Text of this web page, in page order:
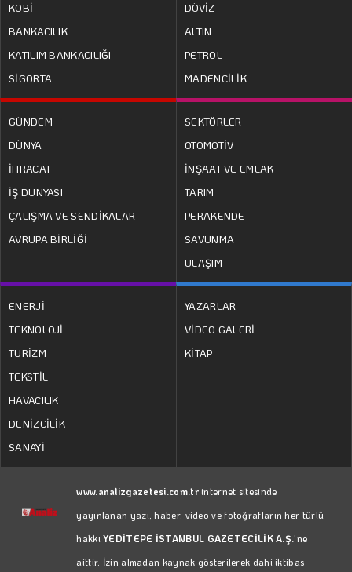
KOBİ
BANKACILIK
KATILIM BANKACILIĞI
SİGORTA
DÖVİZ
ALTIN
PETROL
MADENCİLİK
GÜNDEM
DÜNYA
İHRACAT
İŞ DÜNYASI
ÇALIŞMA VE SENDİKALAR
AVRUPA BİRLİĞİ
SEKTÖRLER
OTOMOTİV
İNŞAAT VE EMLAK
TARIM
PERAKENDE
SAVUNMA
ULAŞIM
ENERJİ
TEKNOLOJİ
TURİZM
TEKSTİL
HAVACILIK
DENİZCİLİK
SANAYİ
YAZARLAR
VİDEO GALERİ
KİTAP
www.analizgazetesi.com.trinternet sitesinde
yayınlanan yazı, haber, video ve fotoğrafların her türlü
hakkıYEDİTEPE İSTANBUL GAZETECİLİK A.Ş.'ne
aittir. İzin almadan kaynak gösterilerek dahi iktibas